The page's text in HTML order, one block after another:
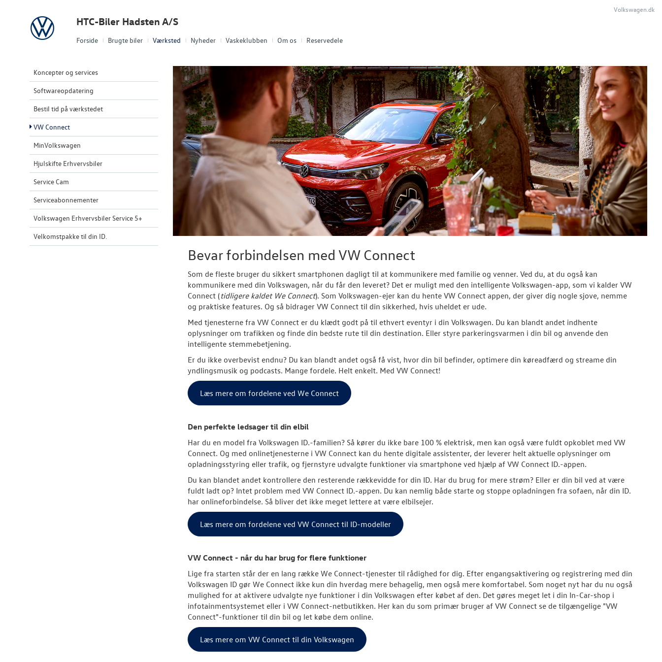
Forside Brugte biler Værksted Nyheder Vaskeklubben Om os Reservedele
Volkswagen HTC-Biler Hadsten A/S
Volkswagen.dk
Koncepter og services
Softwareopdatering
Bestil tid på værkstedet
VW Connect
MinVolkswagen
Hjulskifte Erhvervsbiler
Service Cam
Serviceabonnementer
Volkswagen Erhvervsbiler Service 5+
Velkomstpakke til din ID.
Bevar forbindelsen med VW Connect
Som de fleste bruger du sikkert smartphonen dagligt til at kommunikere med familie og venner. Ved du, at du også kan
kommunikere med din Volkswagen, når du får den leveret? Det er muligt med den intelligente Volkswagen-app, som vi kalder VW
Connect (tidligere kaldet We Connect). Som Volkswagen-ejer kan du hente VW Connect appen, der giver dig nogle sjove, nemme
og praktiske features. Og så bidrager VW Connect til din sikkerhed, hvis uheldet er ude.
Med tjenesterne fra VW Connect er du klædt godt på til ethvert eventyr i din Volkswagen. Du kan blandt andet indhente
oplysninger om trafikken og finde din bedste rute til din destination. Eller styre parkeringsvarmen i din bil og anvende den
intelligente stemmebetjening.
Er du ikke overbevist endnu? Du kan blandt andet også få vist, hvor din bil befinder, optimere din køreadfærd og streame din
yndlingsmusik og podcasts. Mange fordele. Helt enkelt. Med VW Connect!
Læs mere om fordelene ved We Connect
Den perfekte ledsager til din elbil
Har du en model fra Volkswagen ID.-familien? Så kører du ikke bare 100 % elektrisk, men kan også være fuldt opkoblet med VW
Connect. Og med onlinetjenesterne i VW Connect kan du hente digitale assistenter, der leverer helt aktuelle oplysninger om
opladningsstyring eller trafik, og fjernstyre udvalgte funktioner via smartphone ved hjælp af VW Connect ID.-appen.
Du kan blandet andet kontrollere den resterende rækkevidde for din ID. Har du brug for mere strøm? Eller er din bil ved at være
fuldt ladt op? Intet problem med VW Connect ID.-appen. Du kan nemlig både starte og stoppe opladningen fra sofaen, når din ID.
har onlineforbindelse. Så bliver det ikke meget lettere at være elbilsejer.
Læs mere om fordelene ved VW Connect til ID-modeller
VW Connect - når du har brug for flere funktioner
Lige fra starten står der en lang række We Connect-tjenester til rådighed for dig. Efter engangsaktivering og registrering med din
Volkswagen ID gør We Connect ikke kun din hverdag mere behagelig, men også mere komfortabel. Som noget nyt har du nu også
mulighed for at aktivere udvalgte nye funktioner i din Volkswagen efter købet af den. Det gøres meget let i din In-Car-shop i
infotainmentsystemet eller i VW Connect-netbutikken. Her kan du som primær bruger af VW Connect se de tilgængelige "VW
Connect"-funktioner til din bil og let købe dem online.
Læs mere om VW Connect til din Volkswagen